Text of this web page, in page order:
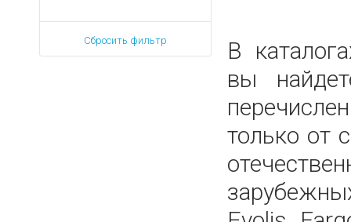
Сбросить фильтр
В
вы
только от